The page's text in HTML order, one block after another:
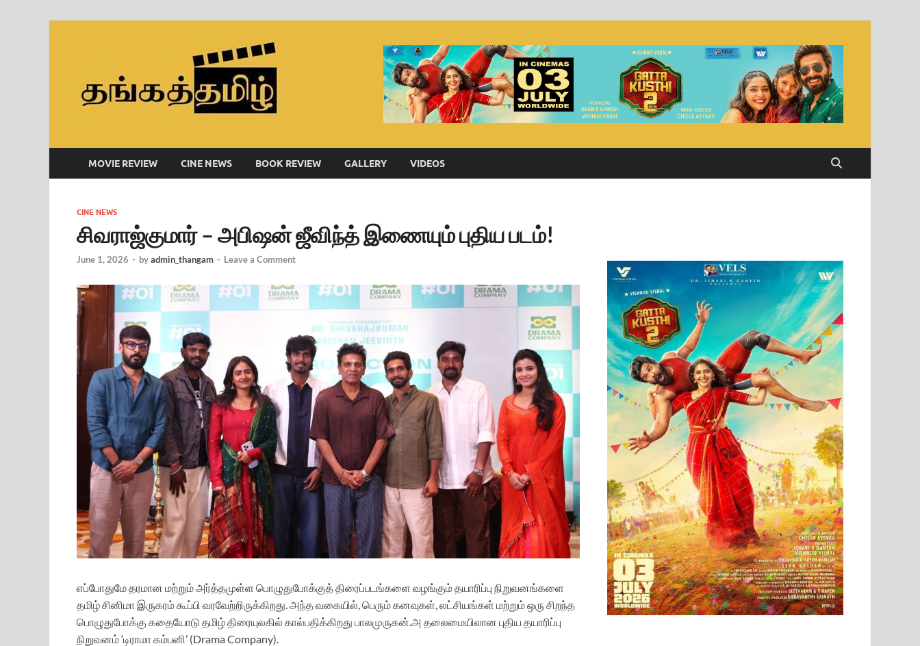
Thanga Tamil
MOVIE REVIEW CINE NEWS BOOK REVIEW GALLERY VIDEOS
CINE NEWS
சிவராஜ்குமார் – அபிஷன் ஜீவிந்த் இணையும் புதிய படம்!
June 1, 2026 - byadmin_thangam - Leave a Comment
எப்போதுமே தரமான மற்றும் அர்த்தமுள்ள பொழுதுபோக்குத் திரைப்படங்களை வழங்கும் தயாரிப்பு நிறுவனங்களை
தமிழ் சினிமா இருகரம் கூப்பி வரவேற்றிருக்கிறது. அந்த வகையில், பெரும் கனவுகள், லட்சியங்கள் மற்றும் ஒரு சிறந்த
பொழுதுபோக்கு கதையோடு தமிழ் திரையுலகில் கால்பதிக்கிறது பாலமுருகன்.அ தலைமையிலான புதிய தயாரிப்பு
நிறுவனம் ‘டிராமா கம்பனி’ (Drama Company).